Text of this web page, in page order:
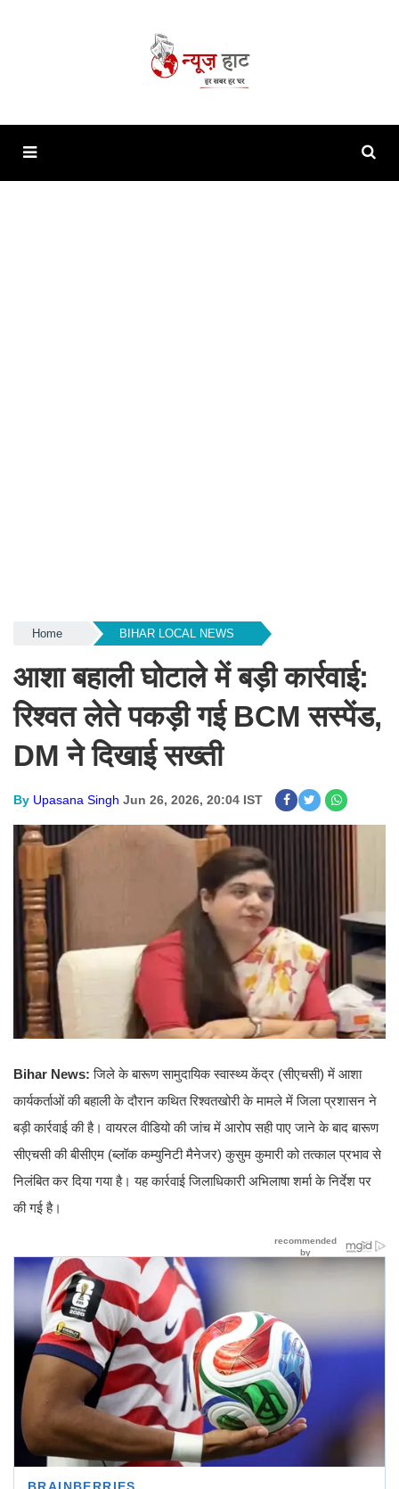
Home BIHAR LOCAL NEWS
आशा बहाली घोटाले में बड़ी कार्रवाई:
रिश्वत लेते पकड़ी गई BCM सस्पेंड,
DM ने दिखाई सख्ती
By Upasana Singh Jun 26, 2026, 20:04 IST
Bihar News:जिले के बारूण सामुदायिक स्वास्थ्य केंद्र (सीएचसी) में आशा
कार्यकर्ताओं की बहाली के दौरान कथित रिश्वतखोरी के मामले में जिला प्रशासन ने
बड़ी कार्रवाई की है। वायरल वीडियो की जांच में आरोप सही पाए जाने के बाद बारूण
सीएचसी की बीसीएम (ब्लॉक कम्युनिटी मैनेजर) कुसुम कुमारी को तत्काल प्रभाव से
निलंबित कर दिया गया है। यह कार्रवाई जिलाधिकारी अभिलाषा शर्मा के निर्देश पर
की गई है।